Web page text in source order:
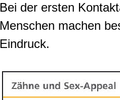
Bei der ersten
Menschen machen
Eindruck.